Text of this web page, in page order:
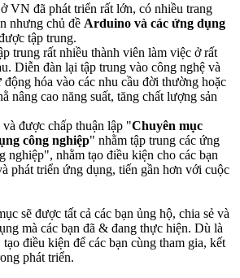
VN đã phát triển rất lớn, có nhiều trang
nhưng chủ đề Arduino và các ứng dụng
tập trung.
trung rất nhiều thành viên làm việc ở rất
Diễn đàn lại tập trung vào công nghệ và
hóa vào các nhu cầu đời thường hoặc
nâng cao năng suất, tăng chất lượng sản
được chấp thuận lập "Chuyên mục
công nghiệp" nhằm tập trung các ứng
nghiệp", nhằm tạo điều kiện cho các bạn
phát triển ứng dụng, tiến gần hơn với cuộc
sẽ được tất cả các bạn ủng hộ, chia sẻ và
mà các bạn đã & đang thực hiện. Dù là
điều kiện để các bạn cùng tham gia, kết
phát triển.